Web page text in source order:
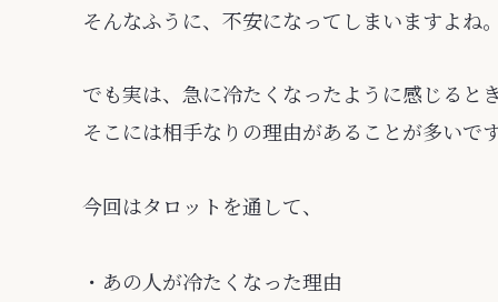
そんなふうに、不安になってしまいますよね。
でも実は、急に冷たくなったように感じるとき
そこには相手なりの理由があることが多いです
今回はタロットを通して、
・あの人が冷たくなった理由